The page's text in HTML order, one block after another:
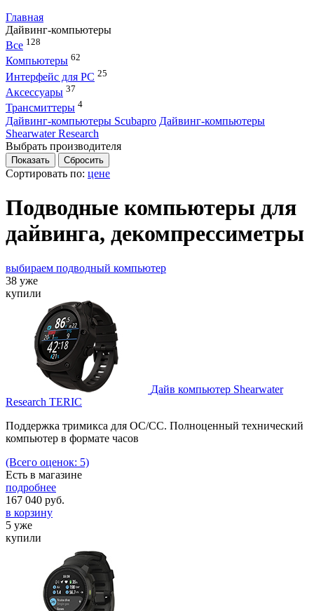
Главная
Дайвинг-компьютеры
Все 128
Компьютеры 62
Интерфейс для PC 25
Аксессуары 37
Трансмиттеры 4
Дайвинг-компьютеры Scubapro Дайвинг-компьютеры
Shearwater Research
Выбрать производителя
Сортировать по: цене
Подводные компьютеры для
дайвинга, декомпрессиметры
выбираем подводный компьютер
38 уже
купили
Дайв компьютер Shearwater
Research TERIC
Поддержка тримикса для OC/CC. Полноценный технический
компьютер в формате часов
(Всего оценок: 5)
Есть в магазине
подробнее
167 040 руб.
в корзину
5 уже
купили